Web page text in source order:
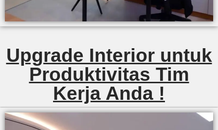
Upgrade Interior untuk
Produktivitas Tim
Kerja Anda !